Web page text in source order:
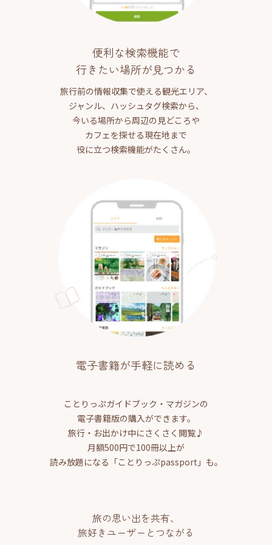
便利な検索機能で
行きたい場所が見つかる
旅行前の情報収集で使える観光エリア、
ジャンル、ハッシュタグ検索から、
今いる場所から周辺の見どころや
カフェを探せる現在地まで
役に立つ検索機能がたくさん。
電子書籍が手軽に読める
ことりっぷガイドブック・マガジンの
電子書籍版の購入ができます。
旅行・お出かけ中にさくさく閲覧♪
月額500円で100冊以上が
読み放題になる「ことりっぷpassport」も。
旅の思い出を共有、
旅好きユーザーとつながる